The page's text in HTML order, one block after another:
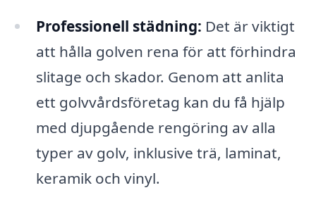
Professionell städning: Det är viktigt
att hålla golven rena för att förhindra
slitage och skador. Genom att anlita
ett golvvårdsföretag kan du få hjälp
med djupgående rengöring av alla
typer av golv, inklusive trä, laminat,
keramik och vinyl.